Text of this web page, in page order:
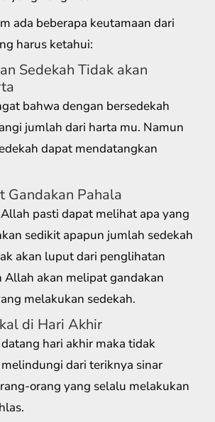
ada beberapa keutamaan dari
harus ketahui:
Sedekah Tidak akan
bahwa dengan bersedekah
jumlah dari harta mu. Namun
dapat mendatangkan
Gandakan Pahala
pasti dapat melihat apa yang
sedikit apapun jumlah sedekah
akan luput dari penglihatan
akan melipat gandakan
melakukan sedekah.
di Hari Akhir
hari akhir maka tidak
dari teriknya sinar
orang yang selalu melakukan